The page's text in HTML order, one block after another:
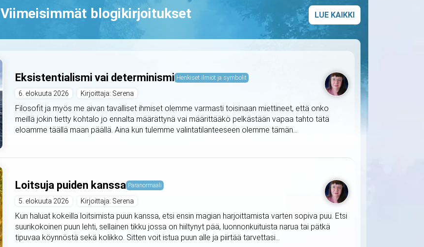
Viimeisimmät blogikirjoitukset LUE KAIKKI
Eksistentialismi vai determinismi Henkiset ilmiöt ja symbolit
6. elokuuta 2026 Kirjoittaja: Serena
Filosofit ja myös me aivan tavalliset ihmiset olemme varmasti toisinaan miettineet, että onko
meillä jokin tietty kohtalo jo ennalta määrättynä vai määrittääkö pelkästään vapaa tahto tätä
eloamme täällä maan päällä. Aina kun tulemme valintatilanteeseen olemme tämän...
Loitsuja puiden kanssa Paranormaali
5. elokuuta 2026 Kirjoittaja: Serena
Kun haluat kokeilla loitsimista puun kanssa, etsi ensin magian harjoittamista varten sopiva puu. Etsi
suurikokoinen puun lehti, sellainen tikku jossa on hiiltynyt pää, luonnonkuituista narua tai pätkä
tipuvaa köynnöstä sekä kolikko. Sitten voit istua puun alle ja piirtää tarvettasi...